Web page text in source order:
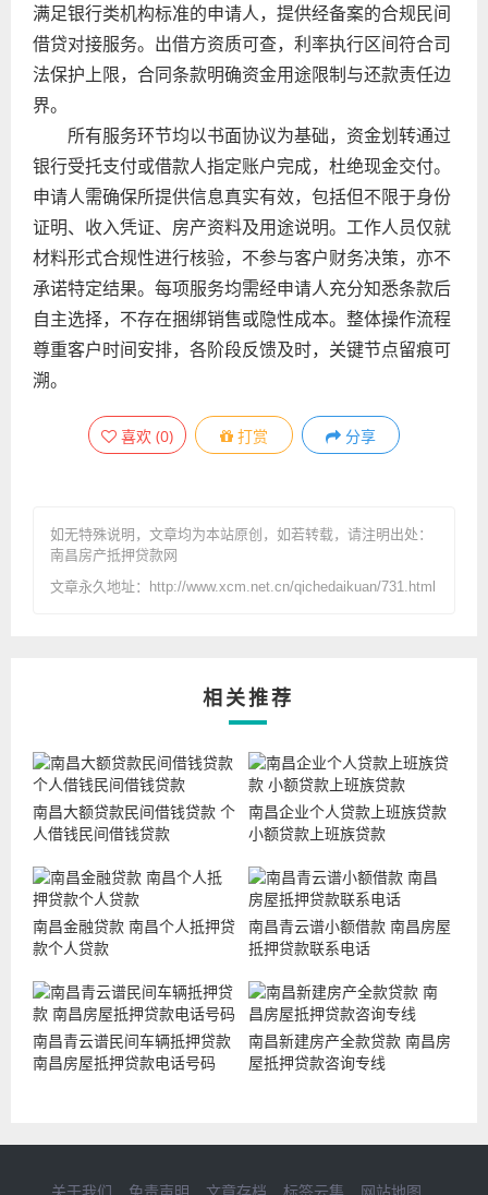
满足银行类机构标准的申请人，提供经备案的合规民间
借贷对接服务。出借方资质可查，利率执行区间符合司
法保护上限，合同条款明确资金用途限制与还款责任边
界。
所有服务环节均以书面协议为基础，资金划转通过
银行受托支付或借款人指定账户完成，杜绝现金交付。
申请人需确保所提供信息真实有效，包括但不限于身份
证明、收入凭证、房产资料及用途说明。工作人员仅就
材料形式合规性进行核验，不参与客户财务决策，亦不
承诺特定结果。每项服务均需经申请人充分知悉条款后
自主选择，不存在捆绑销售或隐性成本。整体操作流程
尊重客户时间安排，各阶段反馈及时，关键节点留痕可
溯。
喜欢 (0) 打赏 分享
如无特殊说明，文章均为本站原创 ，如若转载，请注明出处：
南昌房产抵押贷款网
文章永久地址：http://www.xcm.net.cn/qichedaikuan/731.html
相关推荐
南昌大额贷款民间借钱贷款 个
人借钱民间借钱贷款
南昌企业个人贷款上班族贷款
小额贷款上班族贷款
南昌金融贷款 南昌个人抵押贷
款个人贷款
南昌青云谱小额借款 南昌房屋
抵押贷款联系电话
南昌青云谱民间车辆抵押贷款
南昌房屋抵押贷款电话号码
南昌新建房产全款贷款 南昌房
屋抵押贷款咨询专线